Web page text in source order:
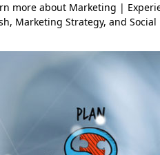
more about Marketing |
Marketing Strategy, and Social